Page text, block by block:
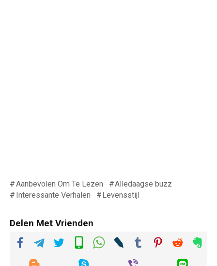
Aanbevolen Om Te Lezen
Alledaagse buzz
Interessante Verhalen
Levensstijl
Delen Met Vrienden